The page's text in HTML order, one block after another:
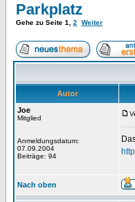
Parkplatz
Gehe zu Seite 1 2 Weiter
Autor
Joe
Mitglied
Anmeldungsdatum:
07.09.2004
Beiträge: 94
Nach oben